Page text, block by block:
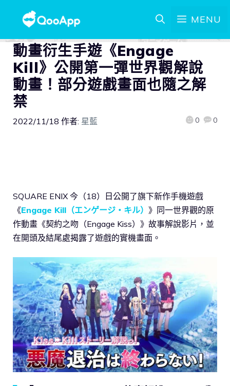
MENU
動畫衍生手遊《Engage
Kill》公開第一彈世界觀解說
動畫！部分遊戲畫面也隨之解
禁
2022/11/18 作者: 星藍 0 0
SQUARE ENIX 今（18）日公開了旗下新作手機遊戲
《Engage Kill（エンゲージ・キル） 》同一世界觀的原
作動畫《契約之吻（Engage Kiss）》故事解說影片，並
在開頭及結尾處揭露了遊戲的實機畫面。